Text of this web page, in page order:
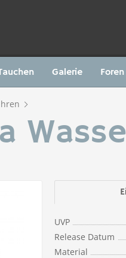
Galerie Foren
UVP
Release Datum
Material